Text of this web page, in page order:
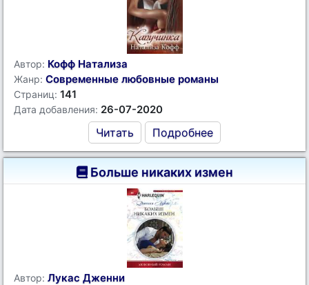
Автор: Кофф Натализа
Жанр: Современные любовные романы
Страниц: 141
Дата добавления: 26-07-2020
Читать Подробнее
Больше никаких измен
Автор: Лукас Дженни